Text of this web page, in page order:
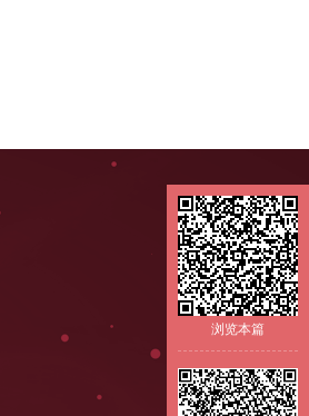
浏览本篇